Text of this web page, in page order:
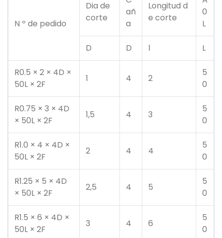
N º de pedido
Dia de
corte
añ
a
Longitud d
e corte
0
L
D D l L
R0.5 × 2 × 4D ×
50L × 2F
1 4 2
5
0
R0.75 × 3 × 4D
× 50L × 2F
1,5 4 3
5
0
R1.0 × 4 × 4D ×
50L × 2F
2 4 4
5
0
R1.25 × 5 × 4D
× 50L × 2F
2,5 4 5
5
0
R1.5 × 6 × 4D ×
50L × 2F
3 4 6
5
0